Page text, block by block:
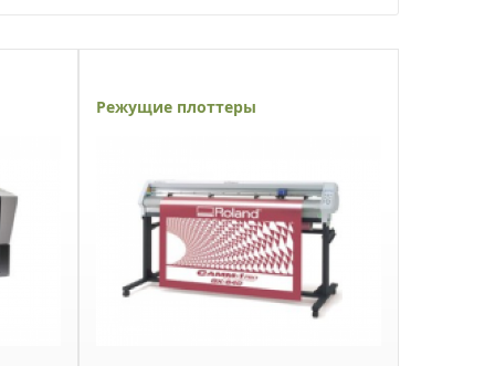
Режущие плоттеры